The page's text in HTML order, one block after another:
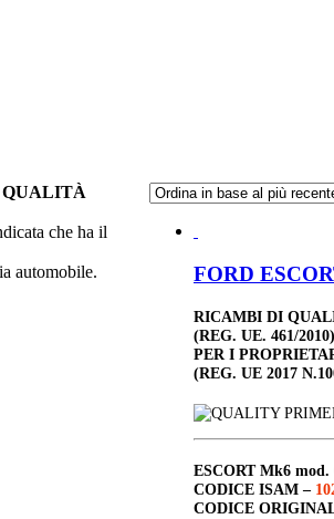
FORD
RICAMBI DI
(REG. UE. 461/2010)
PER I
(REG. UE 2017
ESCORT Mk6 mod.
CODICE ISAM –
CODICE
QUALITÀ
che ha il
automobile.